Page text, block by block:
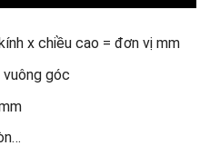
x chiều cao = đơn vị mm
vuông góc